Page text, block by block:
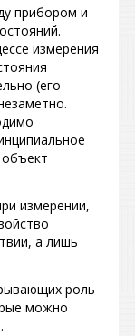
прибором и
измерения
(его
измерении,
а лишь
роль
можно